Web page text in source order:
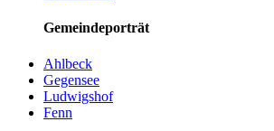
Gemeindeporträt
Ahlbeck
Gegensee
Ludwigshof
Fenn